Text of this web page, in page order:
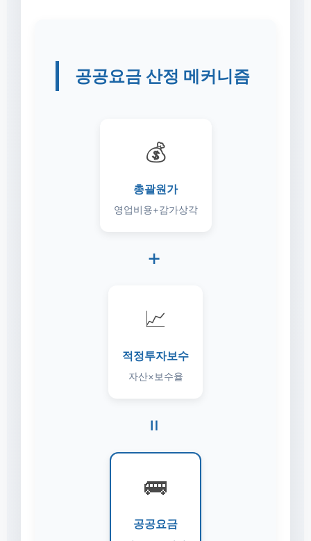
공공요금 산정 메커니즘
💰
총괄원가
영업비용+감가상각
+
📈
적정투자보수
자산×보수율
=
🚌
공공요금